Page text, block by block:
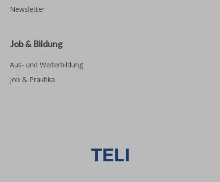
Newsletter
Job & Bildung
Aus- und Weiterbildung
Job & Praktika